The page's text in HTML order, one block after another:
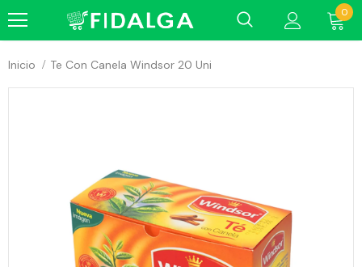
0
Inicio Te Con Canela Windsor 20 Uni